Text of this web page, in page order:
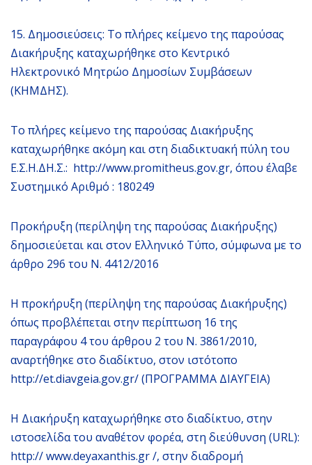
15. Δημοσιεύσεις: Το πλήρες κείμενο της παρούσας
Διακήρυξης καταχωρήθηκε στο Κεντρικό
Ηλεκτρονικό Μητρώο Δημοσίων Συμβάσεων
(ΚΗΜΔΗΣ).
Το πλήρες κείμενο της παρούσας Διακήρυξης
καταχωρήθηκε ακόμη και στη διαδικτυακή πύλη του
Ε.Σ.Η.ΔΗ.Σ.: http://www.promitheus.gov.gr, όπου έλαβε
Συστημικό Αριθμό : 180249
Προκήρυξη (περίληψη της παρούσας Διακήρυξης)
δημοσιεύεται και στον Ελληνικό Τύπο, σύμφωνα με το
άρθρο 296 του Ν. 4412/2016
Η προκήρυξη (περίληψη της παρούσας Διακήρυξης)
όπως προβλέπεται στην περίπτωση 16 της
παραγράφου 4 του άρθρου 2 του Ν. 3861/2010,
αναρτήθηκε στο διαδίκτυο, στον ιστότοπο
http://et.diavgeia.gov.gr/ (ΠΡΟΓΡΑΜΜΑ ΔΙΑΥΓΕΙΑ)
Η Διακήρυξη καταχωρήθηκε στο διαδίκτυο, στην
ιστοσελίδα του αναθέτον φορέα, στη διεύθυνση (URL):
http:// www.deyaxanthis.gr /, στην διαδρομή